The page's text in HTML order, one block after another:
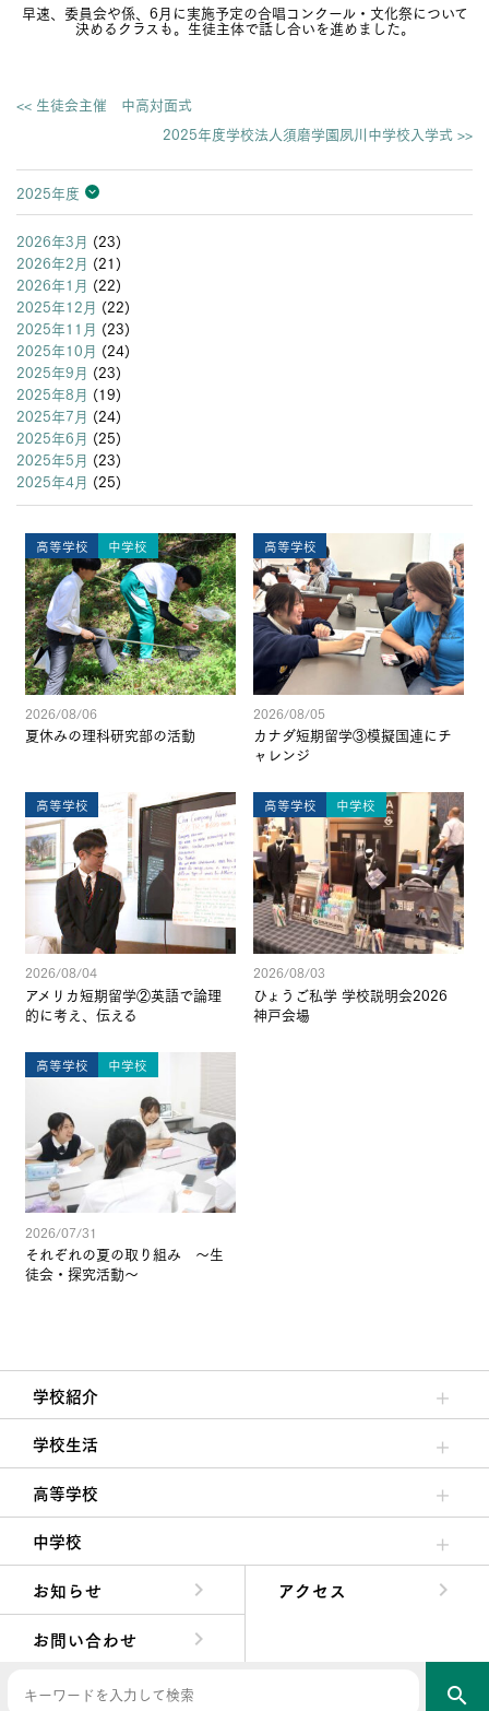
早速、委員会や係、6月に実施予定の合唱コンクール・文化祭について
決めるクラスも。生徒主体で話し合いを進めました。
<< 生徒会主催 中高対面式
2025年度学校法人須磨学園夙川中学校入学式 >>
2025年度
2026年度
2025年度
2024年度
2023年度
2022年度
2021年度
2020年度
2019年度
2018年度
2017年度
2016年度
2015年度
2014年度
2013年度
2026年3月 (23)
2026年2月 (21)
2026年1月 (22)
2025年12月 (22)
2025年11月 (23)
2025年10月 (24)
2025年9月 (23)
2025年8月 (19)
2025年7月 (24)
2025年6月 (25)
2025年5月 (23)
2025年4月 (25)
高等学校 中学校
2026/08/06
夏休みの理科研究部の活動
高等学校
2026/08/05
カナダ短期留学③模擬国連にチ
ャレンジ
高等学校
2026/08/04
アメリカ短期留学②英語で論理
的に考え、伝える
高等学校 中学校
2026/08/03
ひょうご私学 学校説明会2026
神戸会場
高等学校 中学校
2026/07/31
それぞれの夏の取り組み ～生
徒会・探究活動～
学校紹介
理事長/学園長メッセージ
安心して任せられる学校
沿革
施設・設備
大学合格実績
学校生活
クラブ活動・生徒会活動
夙川ブログ
制服紹介
夙川カレンダー
高等学校
高校校長からの挨拶
高校の教育方針／特色
特進コース／進学コース
年間行事
先輩たちの声・生徒たちの声
中学校
中学校長からの挨拶
中学校の教育方針／特色
Aコース／Bコース
年間行事
先輩たちの声・生徒たちの声
お知らせ
アクセス
お問い合わせ
search